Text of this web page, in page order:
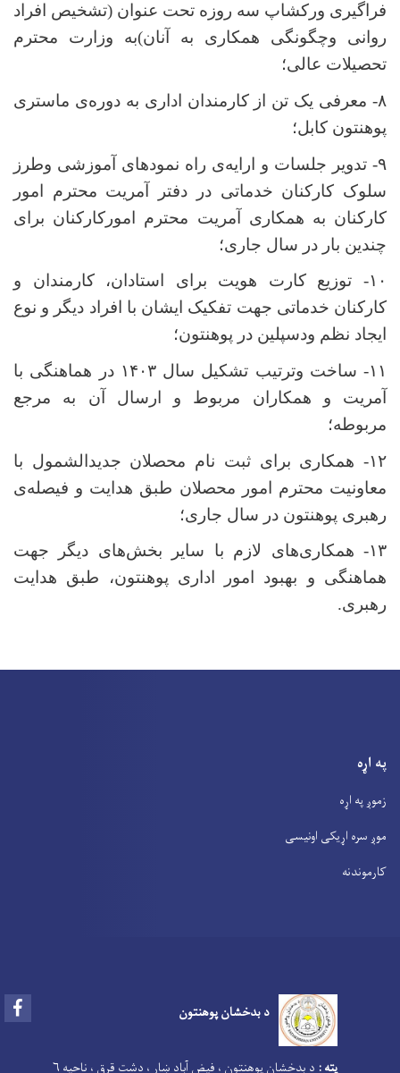
فراگیری ورکشاپ سه روزه تحت عنوان (تشخیص افراد
روانی وچگونگی همکاری به آنان)به وزارت محترم
تحصیلات عالی؛
۸- معرفی یک تن از کارمندان اداری به دوره
ی ماستری
پوهنتون کابل؛
۹- تدویر جلسات و ارایه
ی راه نمودهای آموزشی وطرز
سلوک کارکنان خدماتی در دفتر آمریت محترم امور
کارکنان به همکاری آمریت محترم امورکارکنان برای
چندین بار در سال جاری؛
۱۰- توزیع کارت هویت برای استادان، کارمندان و
کارکنان خدماتی جهت تفکیک ایشان با افراد دیگر و نوع
ایجاد نظم ودسپلین در پوهنتون؛
۱۱- ساخت وترتیب تشکیل سال ۱۴۰۳ در هماهنگی با
آمریت و همکاران مربوط و ارسال آن به مرجع
مربوطه؛
۱۲- همکاری برای ثبت نام محصلان جدیدالشمول با
معاونیت محترم امور محصلان طبق هدایت و فیصلهی
رهبری پوهنتون در سال جاری؛
۱۳- همکاری‌های لازم با سایر بخش
های دیگر جهت
هماهنگی و بهبود امور اداری پوهنتون، طبق هدایت
رهبری.
په اړه
زموږ په اړه
موږ سره اړیکی اونیسی
کارموندنه
د بدخشان پوهنتون
پته : د بدخشان پوهنتون ، فیض آباد ښار ، دشت قرق ، ناحیه ۶